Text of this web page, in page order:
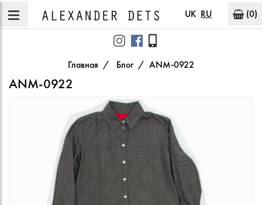
UK RU (0)
Главная Блог ANM-0922
ANM-0922